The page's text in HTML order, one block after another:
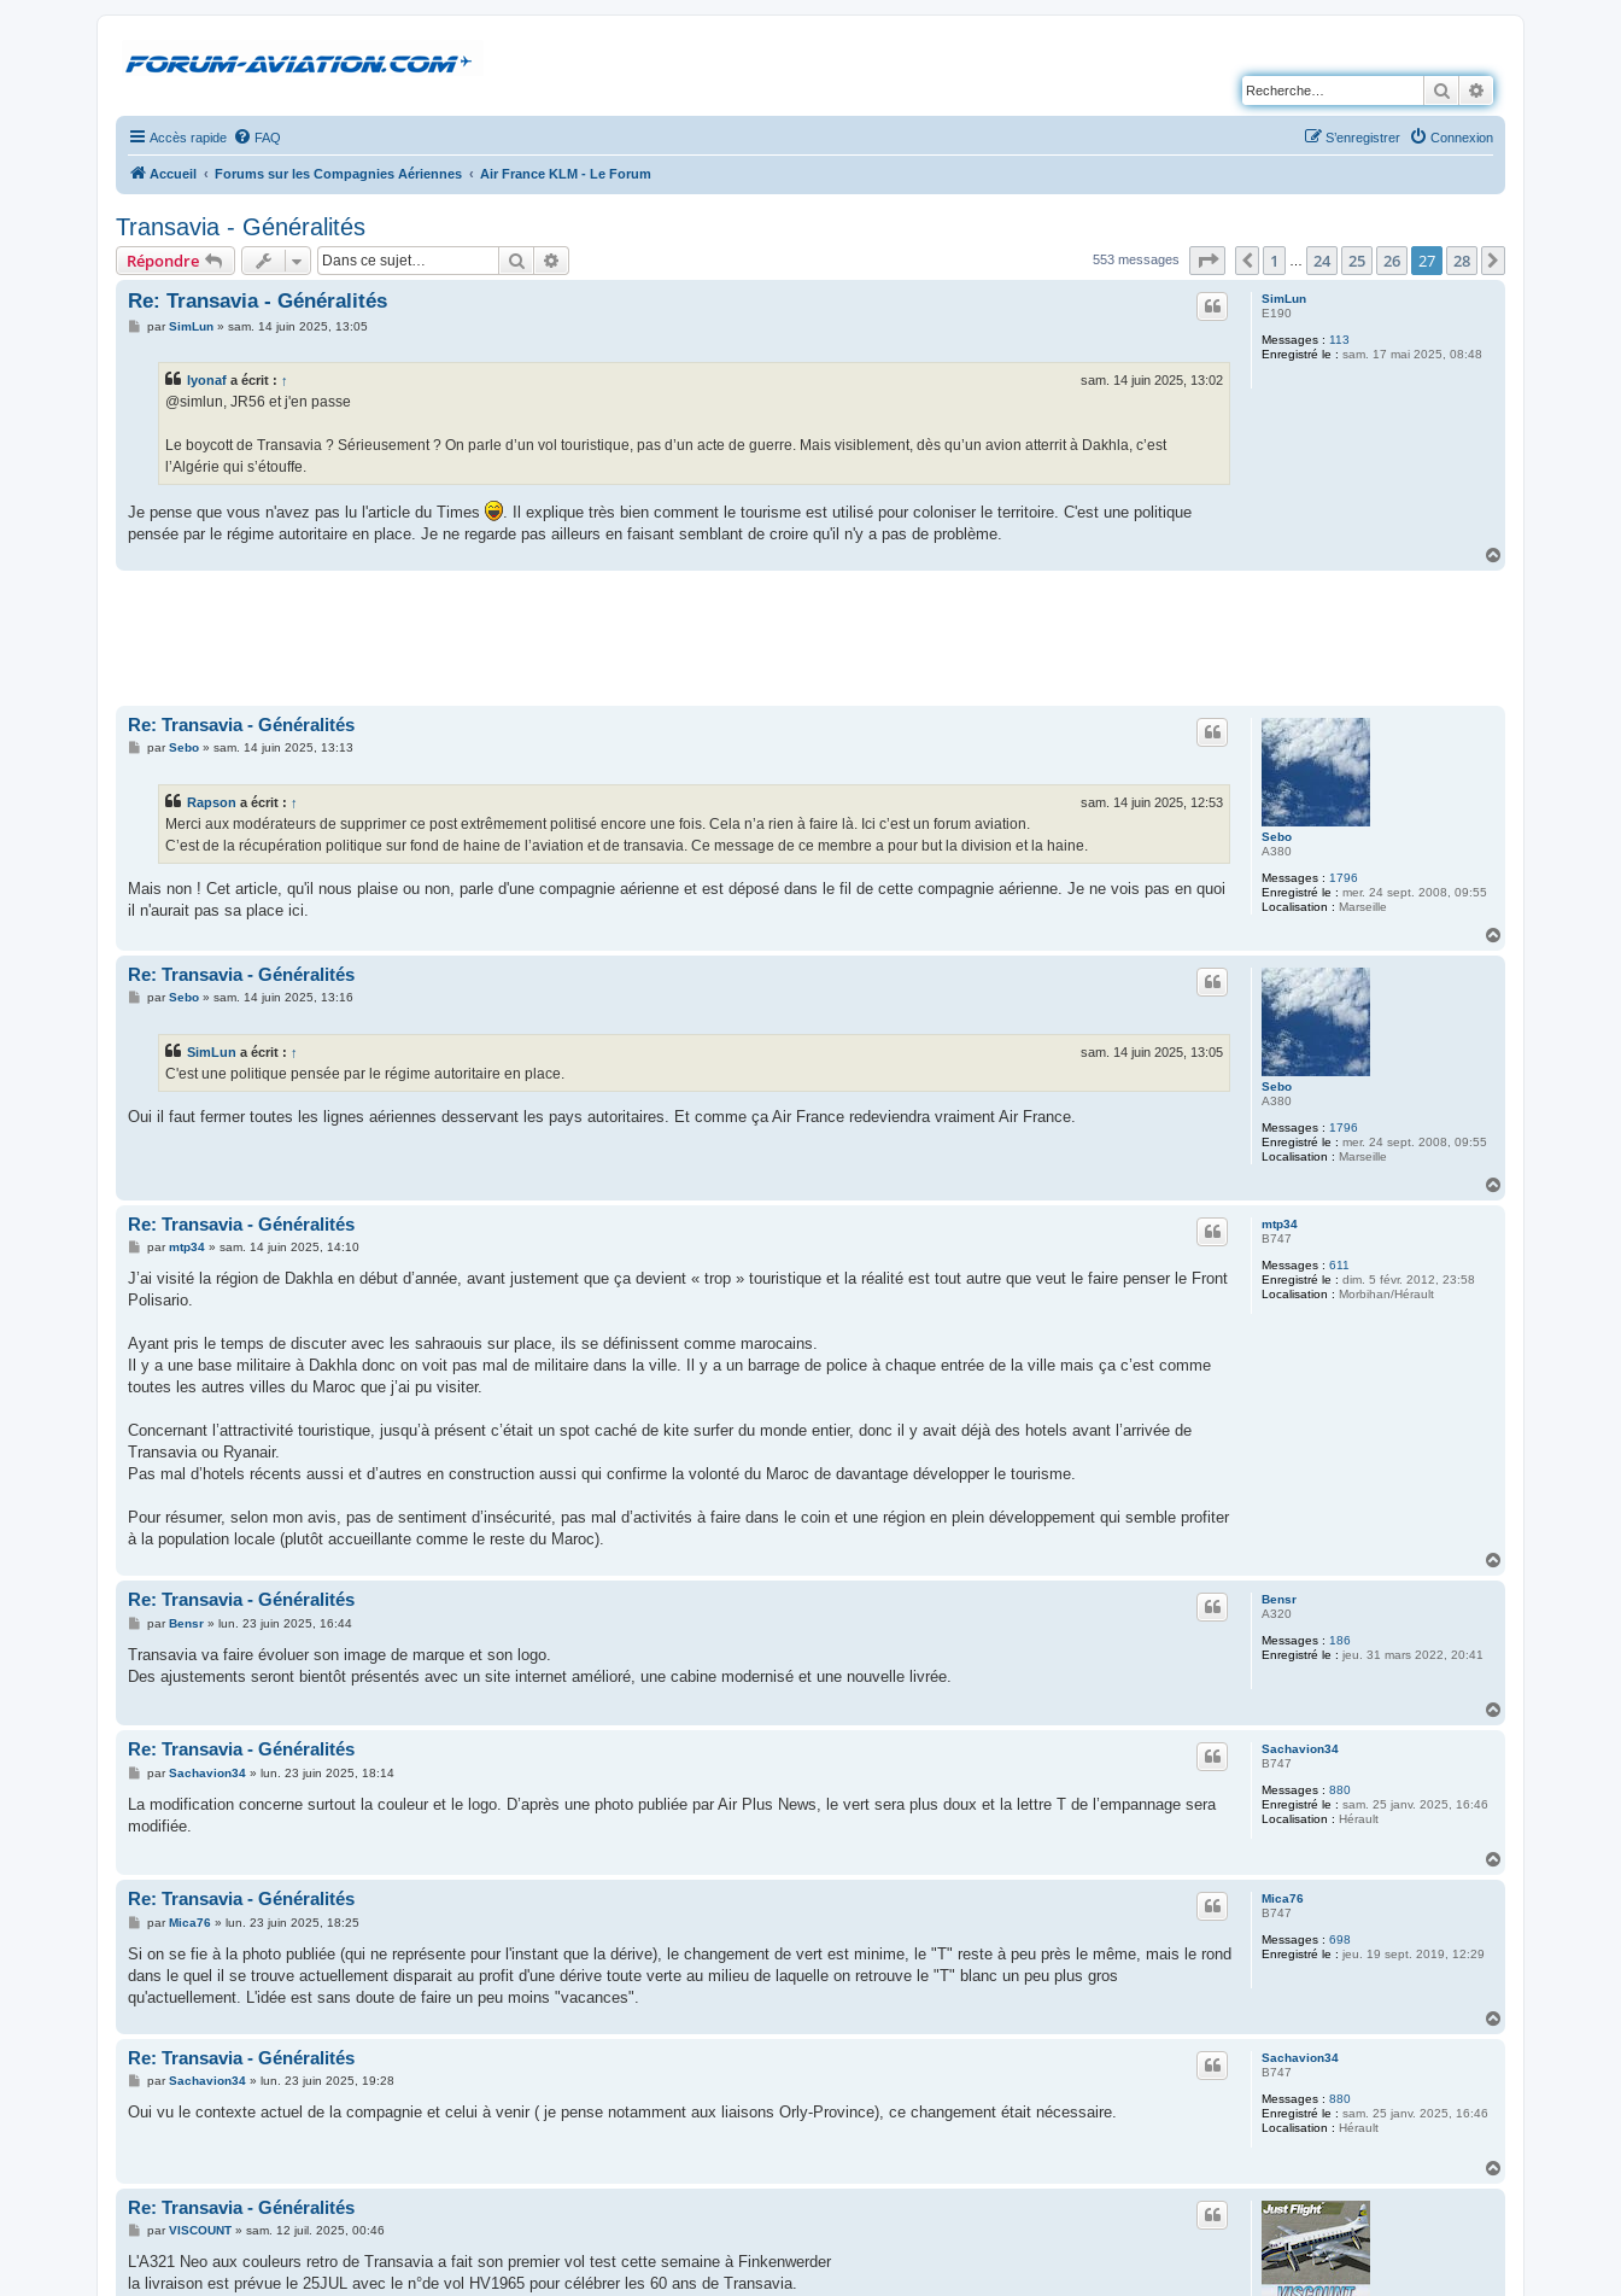
Rechercher
Accès rapide FAQ Connexion
S’enregistrer
Accueil Forums sur les Compagnies Aériennes Air France KLM - Le Forum
Transavia - Généralités
Répondre Rechercher 553 messages Page 27 sur 28
Précédente
1 24 25 26 27 28
SimLun
E190
Messages : 113
Enregistré le : sam. 17 mai 2025, 08:48
Re: Transavia - Généralités
MparSimLun» sam. 14 juin 2025, 13:05
lyonaf a écrit : ↑ sam. 14 juin 2025, 13:02
@simlun, JR56 et j'en passe
Le boycott de Transavia ? Sérieusement ? On parle d’un vol touristique, pas d’un acte de guerre. Mais visiblement, dès qu’un avion atterrit à Dakhla, c’est
l’Algérie qui s’étouffe.
Je pense que vous n'avez pas lu l'article du Times
. Il explique très bien comment le tourisme est utilisé pour coloniser le territoire. C'est une politique
pensée par le régime autoritaire en place. Je ne regarde pas ailleurs en faisant semblant de croire qu'il n'y a pas de problème.
Sebo
A380
Messages : 1796
Enregistré le : mer. 24 sept. 2008, 09:55
Localisation : Marseille
Re: Transavia - Généralités
MparSebo» sam. 14 juin 2025, 13:13
Rapson a écrit : ↑ sam. 14 juin 2025, 12:53
Merci aux modérateurs de supprimer ce post extrêmement politisé encore une fois. Cela n’a rien à faire là. Ici c’est un forum aviation.
C’est de la récupération politique sur fond de haine de l’aviation et de transavia. Ce message de ce membre a pour but la division et la haine.
Mais non ! Cet article, qu'il nous plaise ou non, parle d'une compagnie aérienne et est déposé dans le fil de cette compagnie aérienne. Je ne vois pas en quoi
il n'aurait pas sa place ici.
Sebo
A380
Messages : 1796
Enregistré le : mer. 24 sept. 2008, 09:55
Localisation : Marseille
Re: Transavia - Généralités
MparSebo» sam. 14 juin 2025, 13:16
SimLun a écrit : ↑ sam. 14 juin 2025, 13:05
C'est une politique pensée par le régime autoritaire en place.
Oui il faut fermer toutes les lignes aériennes desservant les pays autoritaires. Et comme ça Air France redeviendra vraiment Air France.
mtp34
B747
Messages : 611
Enregistré le : dim. 5 févr. 2012, 23:58
Localisation : Morbihan/Hérault
Re: Transavia - Généralités
M
s
a
parmtp34» sam. 14 juin 2025, 14:10
J’ai visité la région de Dakhla en début d’année, avant justement que ça devient « trop » touristique et la réalité est tout autre que veut le faire penser le Front
Polisario.
Ayant pris le temps de discuter avec les sahraouis sur place, ils se définissent comme marocains.
Il y a une base militaire à Dakhla donc on voit pas mal de militaire dans la ville. Il y a un barrage de police à chaque entrée de la ville mais ça c’est comme
toutes les autres villes du Maroc que j’ai pu visiter.
Concernant l’attractivité touristique, jusqu’à présent c’était un spot caché de kite surfer du monde entier, donc il y avait déjà des hotels avant l’arrivée de
Transavia ou Ryanair.
Pas mal d’hotels récents aussi et d’autres en construction aussi qui confirme la volonté du Maroc de davantage développer le tourisme.
Pour résumer, selon mon avis, pas de sentiment d’insécurité, pas mal d’activités à faire dans le coin et une région en plein développement qui semble profiter
à la population locale (plutôt accueillante comme le reste du Maroc).
Bensr
A320
Messages : 186
Enregistré le : jeu. 31 mars 2022, 20:41
Re: Transavia - Généralités
M
s
a
parBensr» lun. 23 juin 2025, 16:44
Transavia va faire évoluer son image de marque et son logo.
Des ajustements seront bientôt présentés avec un site internet amélioré, une cabine modernisé et une nouvelle livrée.
Sachavion34
B747
Messages : 880
Enregistré le : sam. 25 janv. 2025, 16:46
Localisation : Hérault
Re: Transavia - Généralités
M
s
a
parSachavion34» lun. 23 juin 2025, 18:14
La modification concerne surtout la couleur et le logo. D’après une photo publiée par Air Plus News, le vert sera plus doux et la lettre T de l’empannage sera
modifiée.
Mica76
B747
Messages : 698
Enregistré le : jeu. 19 sept. 2019, 12:29
Re: Transavia - Généralités
M
a
g
parMica76» lun. 23 juin 2025, 18:25
Si on se fie à la photo publiée (qui ne représente pour l'instant que la dérive), le changement de vert est minime, le "T" reste à peu près le même, mais le rond
dans le quel il se trouve actuellement disparait au profit d'une dérive toute verte au milieu de laquelle on retrouve le "T" blanc un peu plus gros
qu'actuellement. L'idée est sans doute de faire un peu moins "vacances".
Sachavion34
B747
Messages : 880
Enregistré le : sam. 25 janv. 2025, 16:46
Localisation : Hérault
Re: Transavia - Généralités
M
s
parSachavion34» lun. 23 juin 2025, 19:28
Oui vu le contexte actuel de la compagnie et celui à venir ( je pense notamment aux liaisons Orly-Province), ce changement était nécessaire.
Re: Transavia - Généralités
M
s
a
parVISCOUNT» sam. 12 juil. 2025, 00:46
L'A321 Neo aux couleurs retro de Transavia a fait son premier vol test cette semaine à Finkenwerder
la livraison est prévue le 25JUL avec le n°de vol HV1965 pour célébrer les 60 ans de Transavia.